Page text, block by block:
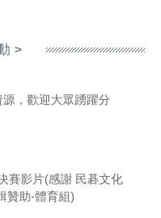
>
源，歡迎大眾踴躍分
賽影片(感謝 民碁文化
贊助-體育組)